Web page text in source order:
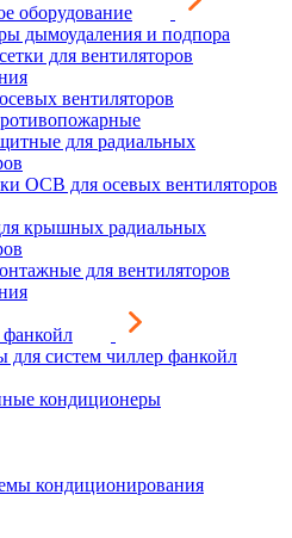
оборудование
дымоудаления и подпора
для вентиляторов
вентиляторов
для радиальных
ОСВ для осевых вентиляторов
крышных радиальных
для вентиляторов
для систем чиллер фанкойл
кондиционеры
кондиционирования